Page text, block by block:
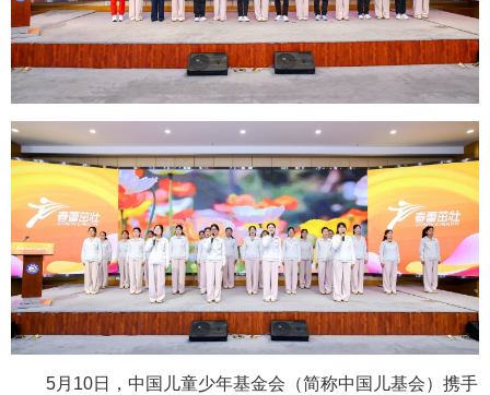
5月10日，中国儿童少年基金会（简称中国儿基会）携手